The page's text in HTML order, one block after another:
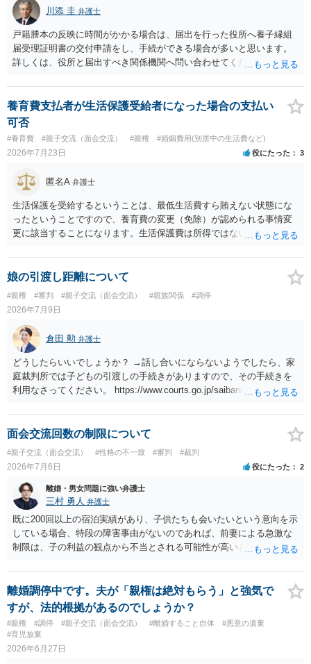
川添 圭 弁護士
戸籍謄本の反映に時間がかかる場合は、届出を行った役所へ養子縁組
届受理証明書の交付申請をし、手続ができる場合が多いと思います。
詳しくは、役所と届出すべき関係機関へ問い合わせてください。
養育費支払者が生活保護受給者になった場合の支払い
可否
#養育費 #親子交流（面会交流） #親権 #婚姻費用(別居中の生活費など)
2026年7月23日 役にたった 3
匿名A 弁護士
生活保護を受給するということは、最低生活費すら賄えない状態にな
ったということですので、養育費の変更（免除）が認められる事情変
更に該当することになります。生活保護費は所得ではないので、「保
支払った場合に返還請求権が認められたり役所から何らかのペナルテ
ィが課されたりするわけではなく、「残りのお金で自己責任で生活せ
よ」ということになるので、生活保護を受給することになった時はす
みやかに合意のための話し合いあるいは調停申立てをすべきでしょ
う。
娘の引渡し距離について
#親権 #審判 #親子交流（面会交流） #親族関係 #調停
2026年7月9日
倉田 勲 弁護士
どうしたらいいでしょうか？ →話し合いにならないようでしたら、家
庭裁判所では子どもの引渡しの手続きがありますので、その手続きを
利用なさってください。 https://www.courts.go.jp/saiban/syurui/syurui
面会交流回数の制限について
#親子交流（面会交流） #性格の不一致 #審判 #裁判
2026年7月6日 役にたった 2
離婚・男女問題に強い弁護士
三村 勇人 弁護士
既に200回以上の宿泊実績があり、子供たちも会いたいという意向を示
している場合、特段の障害事由がないのであれば、前妻による急激な
制限は、子の利益の観点から不当とされる可能性が高いと考えられま
面会交流となることが期待できるかと思われます。
離婚調停中です。夫が「親権は絶対もらう」と強気で
すが、法的根拠があるのでしょうか？
#親権 #調停 #親子交流（面会交流） #離婚すること自体
#悪意の遺棄
#育児放棄
2026年6月27日